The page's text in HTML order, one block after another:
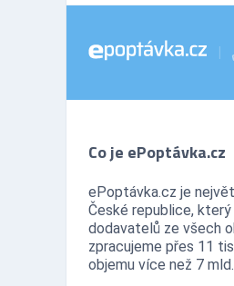
|
Co je ePoptávka.cz
ePoptávka.cz je
České republice,
dodavatelů ze všech
zpracujeme přes 11
objemu více než 7